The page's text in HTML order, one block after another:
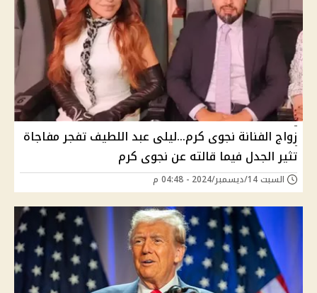
زواج الفنانة نجوى كرم...ليلى عبد اللطيف تفجر مفاجاة
تثير الجدل فيما قالته عن نجوى كرم
السبت 14/ديسمبر/2024 - 04:48 م